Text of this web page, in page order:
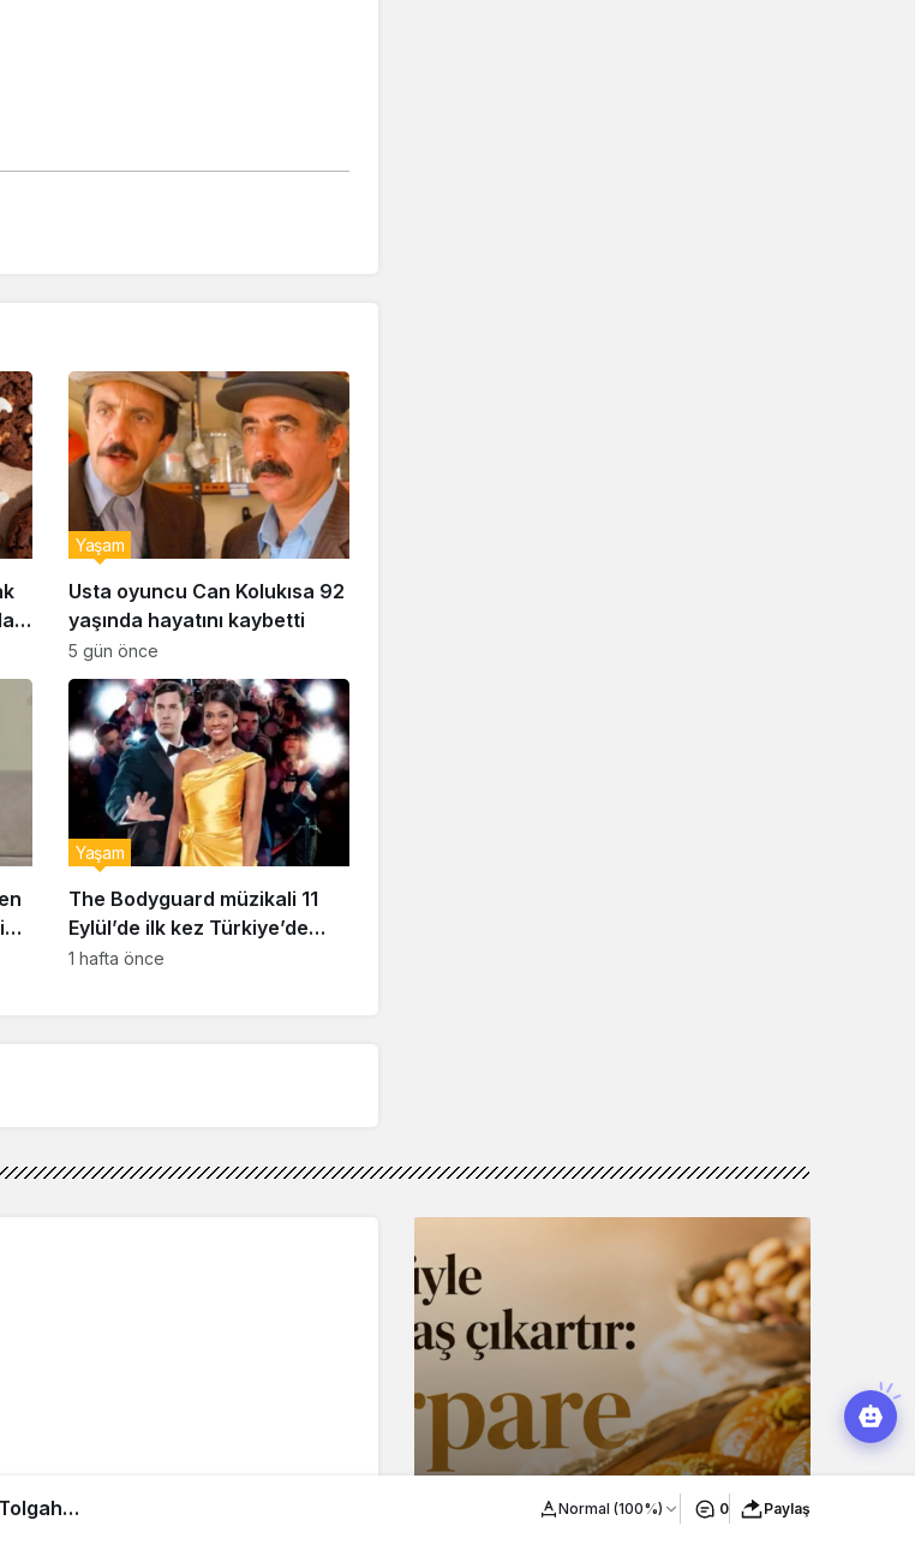
Usta oyuncu Can Kolukısa 92
yaşında hayatını kaybetti
Yaşam
5 gün önce
The Bodyguard müzikali 11
Eylül’de ilk kez Türkiye’de
sahnelenecek
Yaşam
1 hafta önce
Normal (100%) 0 Paylaş